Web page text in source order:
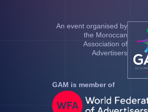
An event organised by
the Moroccan
Association of
Advertisers
GAM is member of